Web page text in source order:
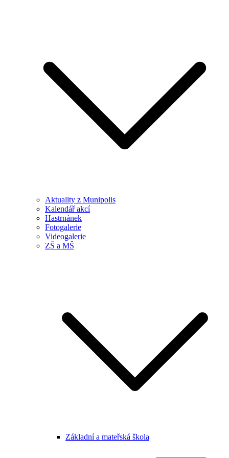
Aktuality z Munipolis
Kalendář akcí
Hastrnánek
Fotogalerie
Videogalerie
ZŠ a MŠ
Základní a mateřská škola